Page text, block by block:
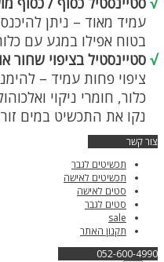
עמיד מאוד – ניתן
בטוח אפילו במגע עם
√ סטיינסטיל בציפוי שחור
ציפוי פחות עמיד –
כלור, חומרי ניקוי
נקו את התכשיט במים
צור קשר
תכשיטים לגבר
תכשיטים לאישה
סטים לאישה
סטים לגבר
sale
תקנון האתר
052-600-4990